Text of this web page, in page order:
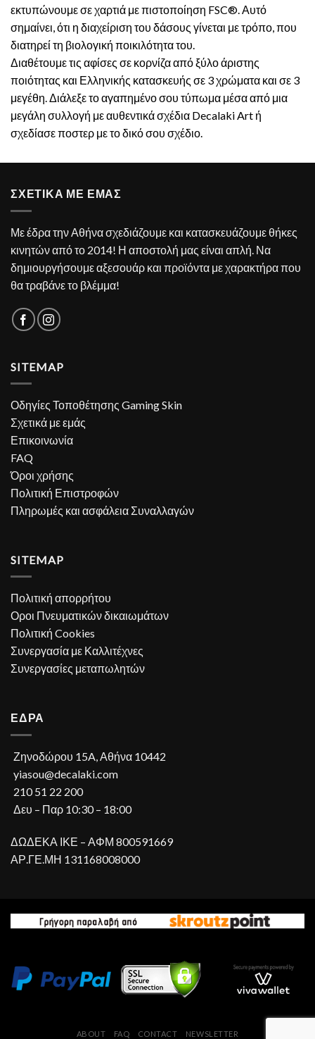
εκτυπώνουμε σε χαρτιά με πιστοποίηση FSC®. Αυτό
σημαίνει, ότι η διαχείριση του δάσους γίνεται με τρόπο, που
διατηρεί τη βιολογική ποικιλότητα του.
Διαθέτουμε τις αφίσες σε κορνίζα από ξύλο άριστης
ποιότητας και Ελληνικής κατασκευής σε 3 χρώματα και σε 3
μεγέθη. Διάλεξε το αγαπημένο σου τύπωμα μέσα από μια
μεγάλη συλλογή με αυθεντικά σχέδια Decalaki Art ή
σχεδίασε ποστερ με το δικό σου σχέδιο.
ΣΧΕΤΙΚΑ ΜΕ ΕΜΑΣ
Με έδρα την Αθήνα σχεδιάζουμε και κατασκευάζουμε θήκες
κινητών από το 2014! Η αποστολή μας είναι απλή. Να
δημιουργήσουμε αξεσουάρ και προϊόντα με χαρακτήρα που
θα τραβάνε το βλέμμα!
SITEMAP
Οδηγίες Τοποθέτησης Gaming Skin
Σχετικά με εμάς
Επικοινωνία
FAQ
Όροι χρήσης
Πολιτική Επιστροφών
Πληρωμές και ασφάλεια Συναλλαγών
SITEMAP
Πολιτική απορρήτου
Οροι Πνευματικών δικαιωμάτων
Πολιτική Cookies
Συνεργασία με Καλλιτέχνες
Συνεργασίες μεταπωλητών
ΕΔΡΑ
Ζηνοδώρου 15A, Αθήνα 10442
yiasou@decalaki.com
210 51 22 200
Δευ – Παρ 10:30 – 18:00
ΔΩΔΕΚΑ ΙΚΕ – ΑΦΜ 800591669
ΑΡ.ΓΕ.ΜΗ 131168008000
ABOUT FAQ CONTACT NEWSLETTER